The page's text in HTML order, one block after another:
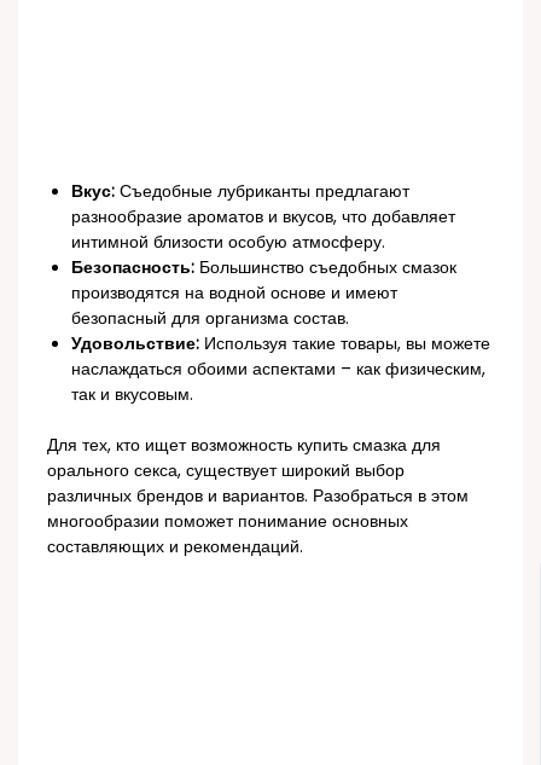
Вкус: Съедобные лубриканты предлагают
разнообразие ароматов и вкусов, что добавляет
интимной близости особую атмосферу.
Безопасность: Большинство съедобных смазок
производятся на водной основе и имеют
безопасный для организма состав.
Удовольствие: Используя такие товары, вы можете
наслаждаться обоими аспектами – как физическим,
так и вкусовым.
Для тех, кто ищет возможность купить смазка для
орального секса, существует широкий выбор
различных брендов и вариантов. Разобраться в этом
многообразии поможет понимание основных
составляющих и рекомендаций.